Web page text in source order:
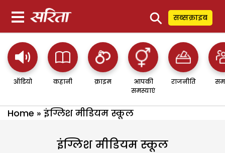
⚲ सब्सक्राइब
ऑडियो कहानी क्राइम
आपकी
समस्याएं
राजनीति
Home » इंग्लिश मीडियम स्कूल
इंग्लिश मीडियम स्कूल